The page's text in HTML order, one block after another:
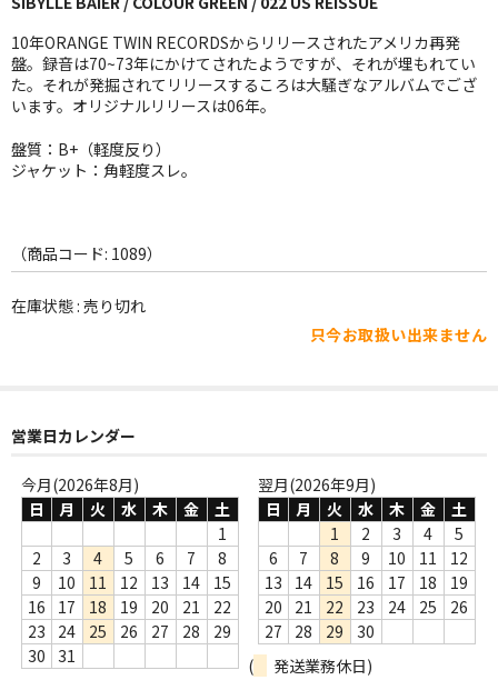
JAZZ-EU
JAZZ-JP
JAZZ-VOCAL
J-POP
FOLK,SSW
レア盤（1万円以上）
Webのみ no.1
Webのみ no.2
Webのみ no.3
Webのみ no.4
売り切れ
10年ORANGE TWIN RECORDSからリリースされたアメリカ再発
盤。録音は70~73年にかけてされたようですが、それが埋もれてい
た。それが発掘されてリリースするころは大騒ぎなアルバムでござ
います。オリジナルリリースは06年。
盤質：B+（軽度反り）
ジャケット：角軽度スレ。
（商品コード: 1089）
在庫状態 : 売り切れ
只今お取扱い出来ません
営業日カレンダー
今月(2026年8月)
日
月 火 水 木 金
土
1
2
3 4 5 6 7
8
9
10 11 12 13 14
15
16
17 18 19 20 21
22
23
24 25 26 27 28
29
30
31
翌月(2026年9月)
日
月 火 水 木 金
土
1
2 3 4
5
6
7 8 9 10 11
12
13
14 15 16 17 18
19
20
21 22 23 24 25
26
27
28 29
30
(
発送業務休日)